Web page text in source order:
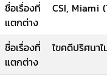
ชื่อเรื่องที่
แตกต่าง
CSI, Miami
ชื่อเรื่องที่
แตกต่าง
ไขคดีปริศนา